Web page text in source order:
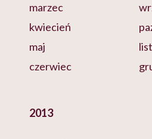
marzec
kwiecień
maj
czerwiec
2013